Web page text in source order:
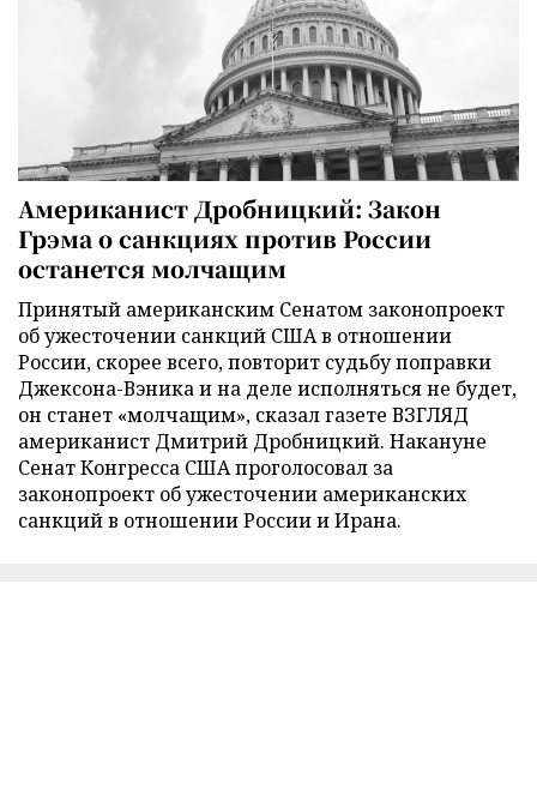
Американист Дробницкий: Закон
Грэма о санкциях против России
останется молчащим
Принятый американским Сенатом законопроект
об ужесточении санкций США в отношении
России, скорее всего, повторит судьбу поправки
Джексона-Вэника и на деле исполняться не будет,
он станет «молчащим», сказал газете ВЗГЛЯД
американист Дмитрий Дробницкий. Накануне
Сенат Конгресса США проголосовал за
законопроект об ужесточении американских
санкций в отношении России и Ирана.